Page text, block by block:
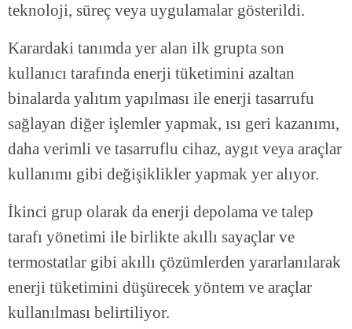
teknoloji, süreç veya uygulamalar gösterildi.
Karardaki tanımda yer alan ilk grupta son
kullanıcı tarafında enerji tüketimini azaltan
binalarda yalıtım yapılması ile enerji tasarrufu
sağlayan diğer işlemler yapmak, ısı geri kazanımı,
daha verimli ve tasarruflu cihaz, aygıt veya araçlar
kullanımı gibi değişiklikler yapmak yer alıyor.
İkinci grup olarak da enerji depolama ve talep
tarafı yönetimi ile birlikte akıllı sayaçlar ve
termostatlar gibi akıllı çözümlerden yararlanılarak
enerji tüketimini düşürecek yöntem ve araçlar
kullanılması belirtiliyor.